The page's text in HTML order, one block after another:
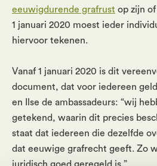
eeuwigdurende grafrust op zijn
1 januari 2020 moest ieder
hiervoor tekenen.
Vanaf 1 januari 2020 is dit
document, dat voor iedereen
en Ilse de ambassadeurs: “wij
getekend, waarin dit precies
staat dat iedereen die dezelfde
dat eeuwige grafrecht geeft. Zo